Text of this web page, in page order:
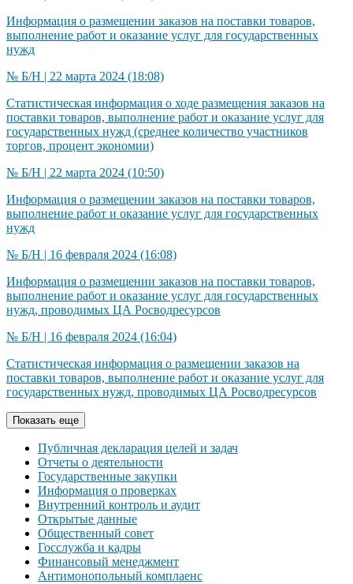
Информация о размещении заказов на поставки товаров,
выполнение работ и оказание услуг для государственных
нужд​
№ Б/Н | 22 марта 2024 (18:08)
Статистическая информация о ходе размещения заказов на
поставки товаров, выполнение работ и оказание услуг для
государственных нужд​ (среднее количество участников
торгов, процент экономии)
№ Б/Н | 22 марта 2024 (10:50)
Информация о размещении заказов на поставки товаров,
выполнение работ и оказание услуг для государственных
нужд​
№ Б/Н | 16 февраля 2024 (16:08)
Информация о размещении заказов на поставки товаров,
выполнение работ и оказание услуг для государственных
нужд, проводимых ЦА Росводресурсов​​​
№ Б/Н | 16 февраля 2024 (16:04)
Статистическая информация о размещении заказов на
поставки товаров, выполнение работ и оказание услуг для
государственных нужд, проводимых ЦА Росводресурсов​​​
Показать еще
Публичная декларация целей и задач
Отчеты о деятельности
Государственные закупки
Информация о проверках
Внутренний контроль и аудит
Открытые данные
Общественный совет
Госслужба и кадры
Финансовый менеджмент
Антимонопольный комплаенс